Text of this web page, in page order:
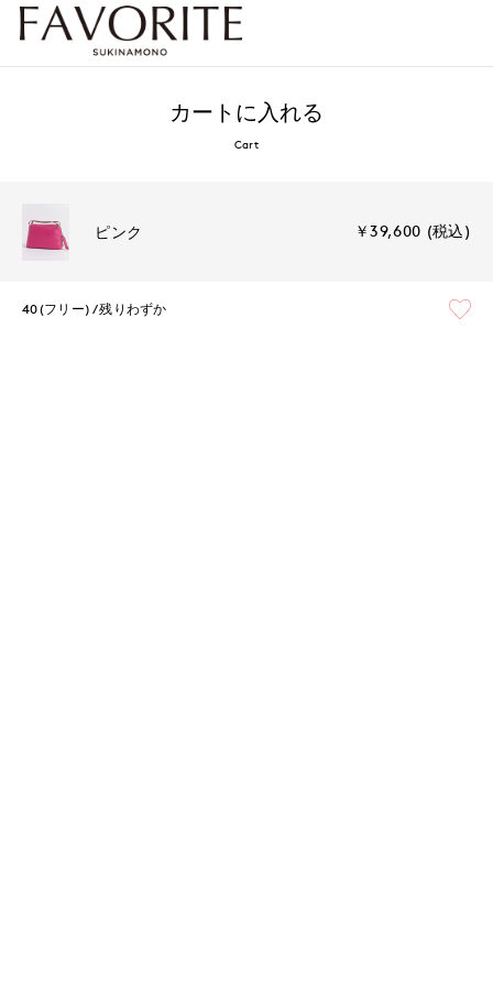
カートに入れる
Cart
ピンク ￥39,600 (税込)
40(フリー) 残りわずか